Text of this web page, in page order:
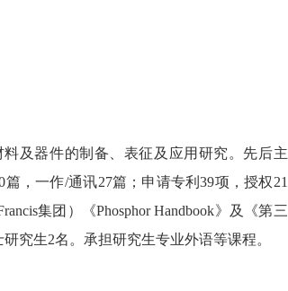
及器件的制备、表征及应用研究。先后主
，一作/通讯27篇；申请专利39项，授权21
集团）《Phosphor Handbook》及《第三
究生2名。承担研究生专业外语等课程。